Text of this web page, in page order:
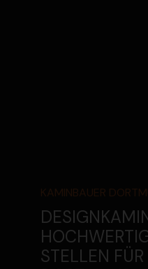
KAMIN­BAUER
STELLEN FÜR